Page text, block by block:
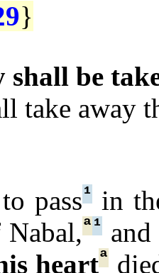
}
shall be
take away
pass¹in
ª¹and
heartª